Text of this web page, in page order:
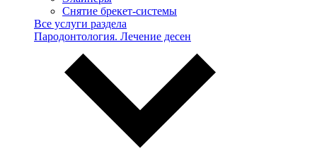
Снятие брекет-системы
Все услуги раздела
Пародонтология. Лечение десен